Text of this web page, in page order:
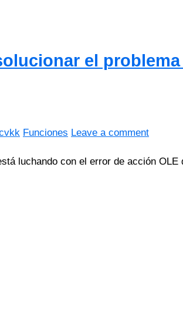
el
Funciones Leave a comment
luchando con el error de acción